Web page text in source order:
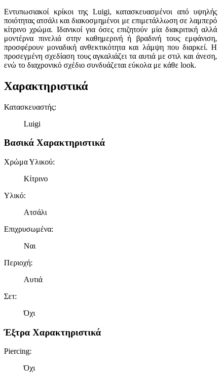
Εντυπωσιακοί κρίκοι της Luigi, κατασκευασμένοι από υψηλής
ποιότητας ατσάλι και διακοσμημένοι με επιμετάλλωση σε λαμπερό
κίτρινο χρώμα. Ιδανικοί για όσες επιζητούν μία διακριτική αλλά
μοντέρνα πινελιά στην καθημερινή ή βραδινή τους εμφάνιση,
προσφέρουν μοναδική ανθεκτικότητα και λάμψη που διαρκεί. Η
προσεγμένη σχεδίαση τους αγκαλιάζει τα αυτιά με στιλ και άνεση,
ενώ το διαχρονικό σχέδιο συνδυάζεται εύκολα με κάθε look.
Χαρακτηριστικά
Κατασκευαστής:
Luigi
Βασικά Χαρακτηριστικά
Χρώμα Υλικού:
Κίτρινο
Υλικό:
Ατσάλι
Επιχρυσωμένα:
Ναι
Περιοχή:
Αυτιά
Σετ:
Όχι
Έξτρα Χαρακτηριστικά
Piercing:
Όχι